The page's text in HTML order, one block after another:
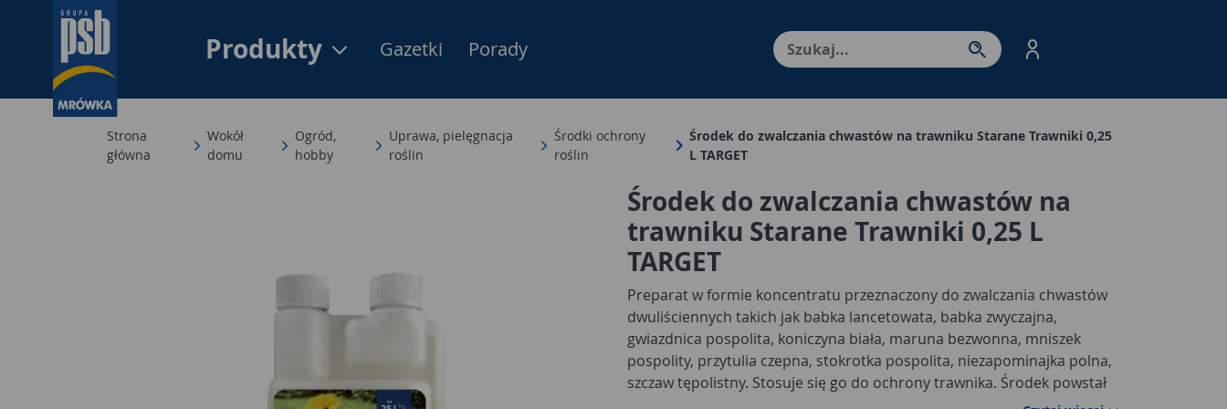
Produkty Menu Produktów, nawigacja: Enter - przejdź do strony produktów. Spacja – otwórz/
Gazetki Porady
Strona
główna
Wokół
domu
Ogród,
hobby
Uprawa, pielęgnacja
roślin
Środki ochrony
roślin
Środek do zwalczania chwastów na trawniku Starane Trawniki 0,25
L TARGET
Środek do zwalczania chwastów na
trawniku Starane Trawniki 0,25 L
TARGET
Preparat w formie koncentratu przeznaczony do zwalczania chwastów
dwuliściennych takich jak babka lancetowata, babka zwyczajna,
gwiazdnica pospolita, koniczyna biała, maruna bezwonna, mniszek
pospolity, przytulia czepna, stokrotka pospolita, niezapominajka polna,
szczaw tępolistny. Stosuje się go do ochrony trawnika. Środek powstał
na bazie trzech substancji czynnych. Działa w sposób układowy,